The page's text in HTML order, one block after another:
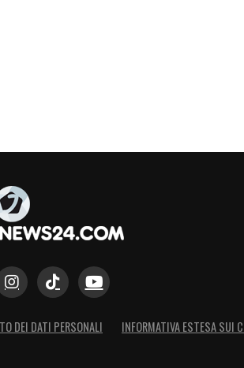
DEI DATI PERSONALI INFORMATIVA ESTESA SUI